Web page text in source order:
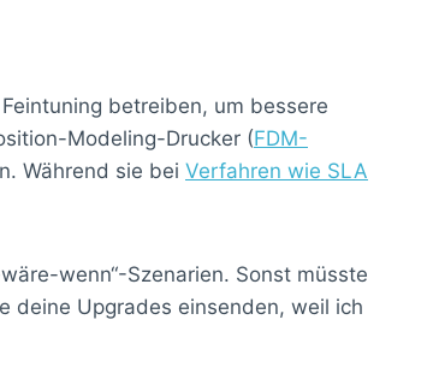
betreiben, um bessere
Modeling-Drucker (FDM-
Während sie bei Verfahren wie SLA
wenn“-Szenarien. Sonst müsste
deine Upgrades einsenden, weil ich